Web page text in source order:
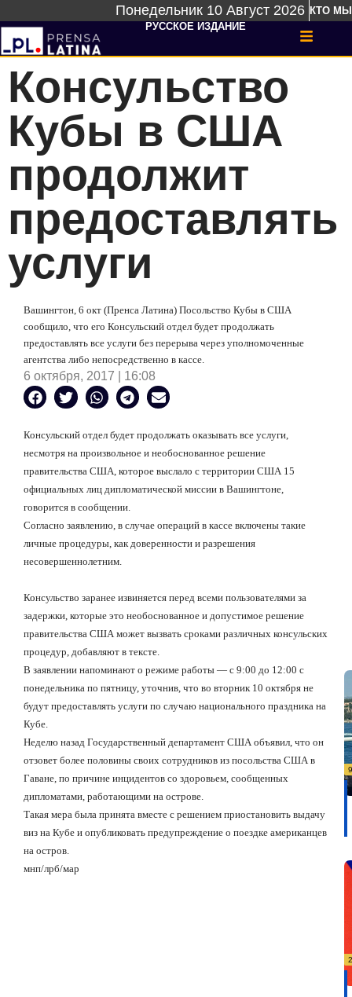
Понедельник 10 Август 2026 КТО МЫ
РУССКОЕ ИЗДАНИЕ
Консульство
Кубы в США
продолжит
предоставлять
услуги
Вашингтон, 6 окт (Пренса Латина) Посольство Кубы в США
сообщило, что его Консульский отдел будет продолжать
предоставлять все услуги без перерыва через уполномоченные
агентства либо непосредственно в кассе.
6 октября, 2017 | 16:08
Консульский отдел будет продолжать оказывать все услуги,
несмотря на произвольное и необоснованное решение
правительства США, которое выслало с территории США 15
официальных лиц дипломатической миссии в Вашингтоне,
говорится в сообщении.
Согласно заявлению, в случае операций в кассе включены такие
личные процедуры, как доверенности и разрешения
несовершеннолетним.
Консульство заранее извиняется перед всеми пользователями за
задержки, которые это необоснованное и допустимое решение
правительства США может вызвать сроками различных консульских
процедур, добавляют в тексте.
В заявлении напоминают о режиме работы — с 9:00 до 12:00 с
понедельника по пятницу, уточнив, что во вторник 10 октября не
будут предоставлять услуги по случаю национального праздника на
Кубе.
Неделю назад Государственный департамент США объявил, что он
отзовет более половины своих сотрудников из посольства США в
Гаване, по причине инцидентов со здоровьем, сообщенных
дипломатами, работающими на острове.
Такая мера была принята вместе с решением приостановить выдачу
виз на Кубе и опубликовать предупреждение о поездке американцев
на остров.
мнп/лрб/мар